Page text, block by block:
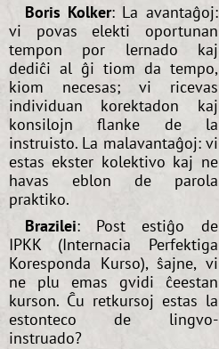
Boris Kolker: La avantaĝoj:
vi povas elekti oportunan
tempon por lernado kaj
dediĉi al ĝi tiom da tempo,
kiom necesas; vi ricevas
individuan korektadon kaj
konsilojn flanke de la
instruisto. La malavantaĝoj: vi
estas ekster kolektivo kaj ne
havas eblon de parola
praktiko.
Brazilei: Post estiĝo de
IPKK (Internacia Perfektiga
Koresponda Kurso), ŝajne, vi
ne plu emas gvidi ĉeestan
kurson. Ĉu retkursoj estas la
estonteco de lingvo-
instruado?